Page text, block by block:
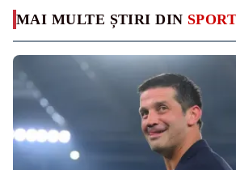
MAI MULTE ȘTIRI DIN